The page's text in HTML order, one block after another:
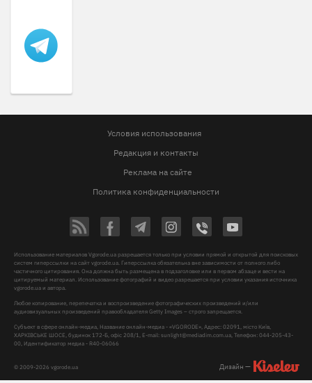
Условия использования
Редакция и контакты
Реклама на сайте
Политика конфиденциальности
© 2009-2026 vgorode.ua
Использование материалов Vgorode.ua разрешается только при условии прямой и открытой для поисковых
систем гиперссылки на сайт vgorode.ua. Гиперссылка обязательна вне зависимости от полного либо
частичного цитирования. Она должна быть размещена в подзаголовке или в первом абзаце и вести на
цитируемый материал. Использование фотографий и видео разрешается при условии указания источника
vgorode.ua и автора.
Любое копирование, перепечатка и воспроизведение фотографических произведений и/или
аудиовизуальных произведений правообладателя Getty Images – строго запрещается.
Субъект в сфере онлайн-медиа, Название онлайн-медиа - «VGORODE», Адрес: 02091, місто Київ,
ХАРКІВСЬКЕ ШОСЕ, будинок 172-Б, офіс 208/1, E-mail:sunlight@mediadim.com.ua, Телефон: 044-205-43-
00, Идентификатор медиа - R40-06066
Дизайн —